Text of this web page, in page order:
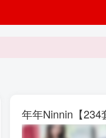
年年Ninnin【234